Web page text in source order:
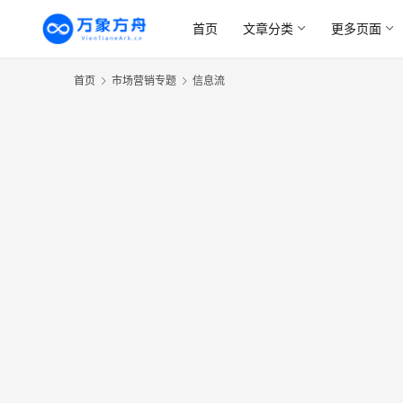
首页 文章分类 更多页面
首页 市场营销专题 信息流